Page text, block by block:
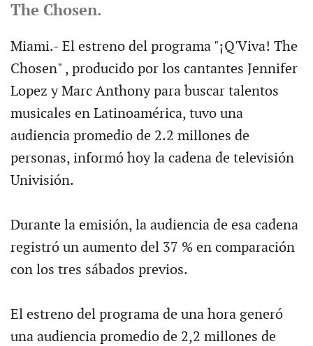
The Chosen.
Miami.- El estreno del programa "¡Q'Viva! The
Chosen" , producido por los cantantes Jennifer
Lopez y Marc Anthony para buscar talentos
musicales en Latinoamérica, tuvo una
audiencia promedio de 2.2 millones de
personas, informó hoy la cadena de televisión
Univisión.
Durante la emisión, la audiencia de esa cadena
registró un aumento del 37 % en comparación
con los tres sábados previos.
El estreno del programa de una hora generó
una audiencia promedio de 2,2 millones de